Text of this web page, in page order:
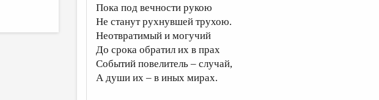
Пока под вечности рукою
Не станут рухнувшей трухою.
Неотвратимый и могучий
До срока обратил их в прах
Событий повелитель – случай,
А души их – в иных мирах.